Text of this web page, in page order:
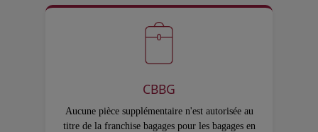
CBBG
Aucune pièce supplémentaire n'est autorisée au
titre de la franchise bagages pour les bagages en